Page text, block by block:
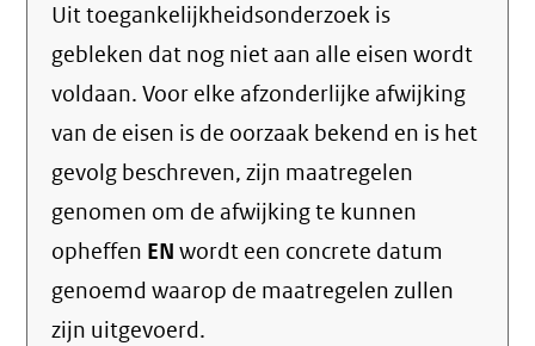
Uit toegankelijkheidsonderzoek is
gebleken dat nog niet aan alle eisen wordt
voldaan. Voor elke afzonderlijke afwijking
van de eisen is de oorzaak bekend en is het
gevolg beschreven, zijn maatregelen
genomen om de afwijking te kunnen
opheffen EN wordt een concrete datum
genoemd waarop de maatregelen zullen
zijn uitgevoerd.